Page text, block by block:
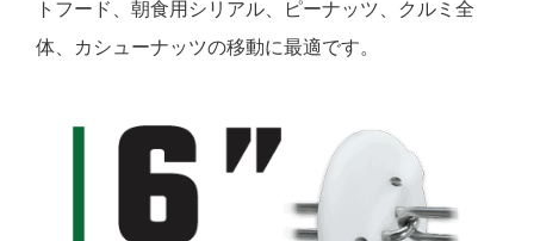
トフード、朝食用シリアル、ピーナッツ、クルミ全
体、カシューナッツの移動に最適です。